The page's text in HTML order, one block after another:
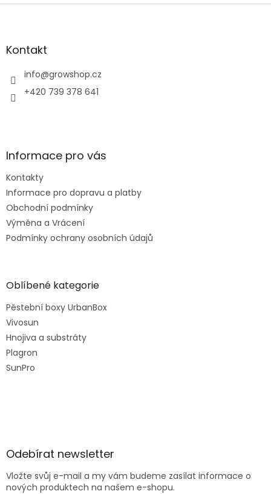
Z
aKontakt
info@growshop.cz
+420 739 378 641
Informace pro vás
Kontakty
Informace pro dopravu a platby
Obchodní podmínky
Výměna a Vrácení
Podmínky ochrany osobních údajů
Oblíbené kategorie
Pěstební boxy UrbanBox
Vivosun
Hnojiva a substráty
Plagron
SunPro
Odebírat newsletter
Vložte svůj e-mail a my vám budeme zasílat informace o
nových produktech na našem e-shopu.